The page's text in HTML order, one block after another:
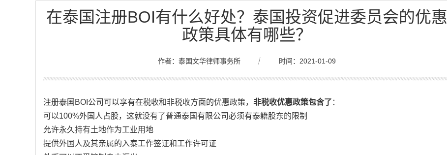
在泰国注册BOI有什么好处？泰国投资促进委员会的优惠
政策具体有哪些？
作者：泰国文华律师事务所 ｜ 时间：2021-01-09
注册泰国BOI公司可以享有在税收和非税收方面的优惠政策， 非税收优惠政策包含了 ：
可以100%外国人占股，这就没有了普通泰国有限公司必须有泰籍股东的限制
允许永久持有土地作为工业用地
提供外国人及其亲属的入泰工作签证和工作许可证